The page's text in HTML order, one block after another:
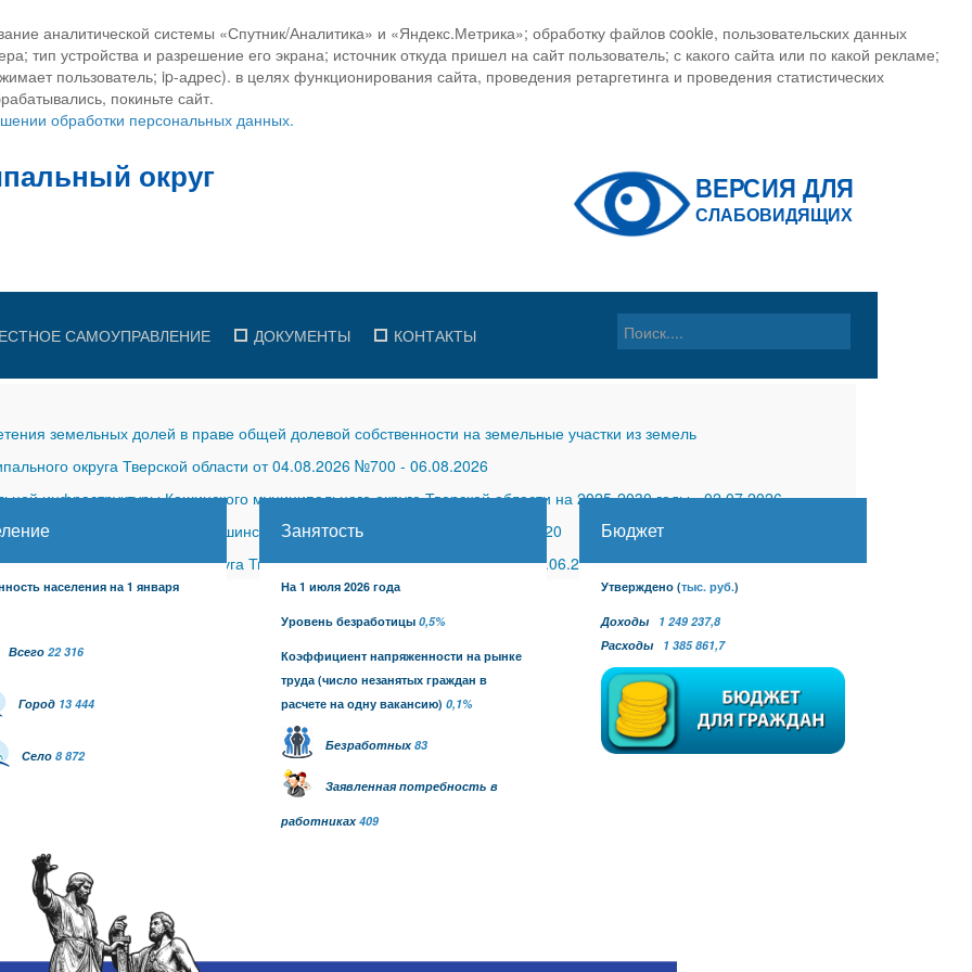
аналитической системы «Спутник/Аналитика» и «Яндекс.Метрика»; обработку файлов cookie, пользовательских данных
тип устройства и разрешение его экрана; источник откуда пришел на сайт пользователь; с какого сайта или по какой рекламе;
пользователь; ip-адрес). в целях функционирования сайта, проведения ретаргетинга и проведения статистических
покиньте сайт.
обработки персональных данных.
САМОУПРАВЛЕНИЕ ДОКУМЕНТЫ КОНТАКТЫ
земельных долей в праве общей долевой собственности на земельные участки из земель
округа Тверской области от 04.08.2026 №700 - 06.08.2026
инфраструктуры Кашинского муниципального округа Тверской области на 2025-2030 годы-02.07.2026
сельского поселения Кашинского района (с изменениями)
30.11.2020
муниципального округа Тверской области от 26.06.2026 №27-30.06.2026
населения на 1 января
Всего 22 316
Город 13 444
Село 8 872
Занятость
На 1 июля 2026 года
Уровень безработицы 0,5%
Коэффициент напряженности на рынке
труда(число незанятых граждан в
расчете на одну вакансию) 0,1%
Безработных83
Заявленная потребность в
работниках409
Бюджет
Утверждено (тыс. руб.)
Доходы 1 249 237,8
Расходы 1 385 861,7